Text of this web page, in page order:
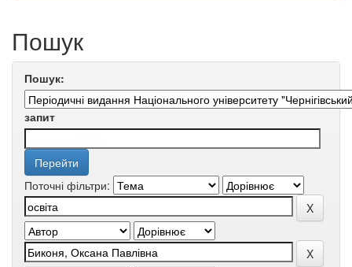
Пошук
Пошук:
запит
Поточні фільтри: